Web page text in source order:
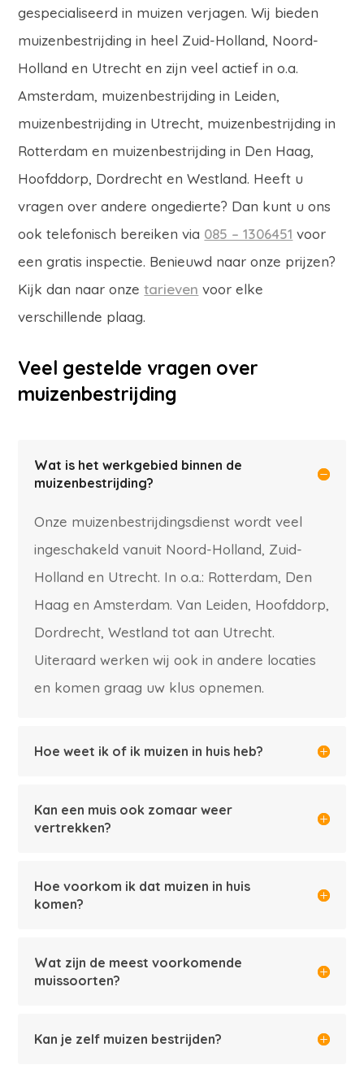
gespecialiseerd in muizen verjagen. Wij bieden
muizenbestrijding in heel Zuid-Holland, Noord-
Holland en Utrecht en zijn veel actief in o.a.
Amsterdam, muizenbestrijding in Leiden,
muizenbestrijding in Utrecht, muizenbestrijding in
Rotterdam en muizenbestrijding in Den Haag,
Hoofddorp, Dordrecht en Westland. Heeft u
vragen over andere ongedierte? Dan kunt u ons
ook telefonisch bereiken via 085 – 1306451 voor
een gratis inspectie. Benieuwd naar onze prijzen?
Kijk dan naar onze tarieven voor elke
verschillende plaag.
Veel gestelde vragen over
muizenbestrijding
Wat is het werkgebied binnen de
muizenbestrijding?
Onze muizenbestrijdingsdienst wordt veel
ingeschakeld vanuit Noord-Holland, Zuid-
Holland en Utrecht. In o.a.: Rotterdam, Den
Haag en Amsterdam. Van Leiden, Hoofddorp,
Dordrecht, Westland tot aan Utrecht.
Uiteraard werken wij ook in andere locaties
en komen graag uw klus opnemen.
Hoe weet ik of ik muizen in huis heb?
Kan een muis ook zomaar weer
vertrekken?
Hoe voorkom ik dat muizen in huis
komen?
Wat zijn de meest voorkomende
muissoorten?
Kan je zelf muizen bestrijden?